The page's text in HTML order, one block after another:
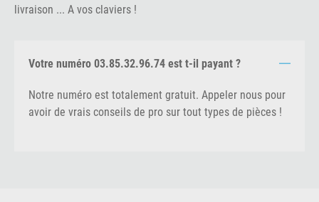
livraison ... A vos claviers !
Votre numéro 03.85.32.96.74 est t-il payant ?
Notre numéro est totalement gratuit. Appeler nous pour
avoir de vrais conseils de pro sur tout types de pièces !